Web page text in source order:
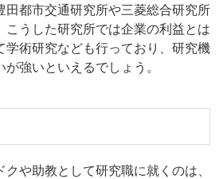
田都市交通研究所や三菱総合研究所
こうした研究所では企業の利益とは
学術研究なども行っており、研究機
強いといえるでしょう。
や助教として研究職に就くのは、